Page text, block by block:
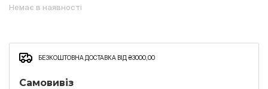
Немає в наявності
БЕЗКОШТОВНА ДОСТАВКА ВІД ₴3000,00
Самовивіз